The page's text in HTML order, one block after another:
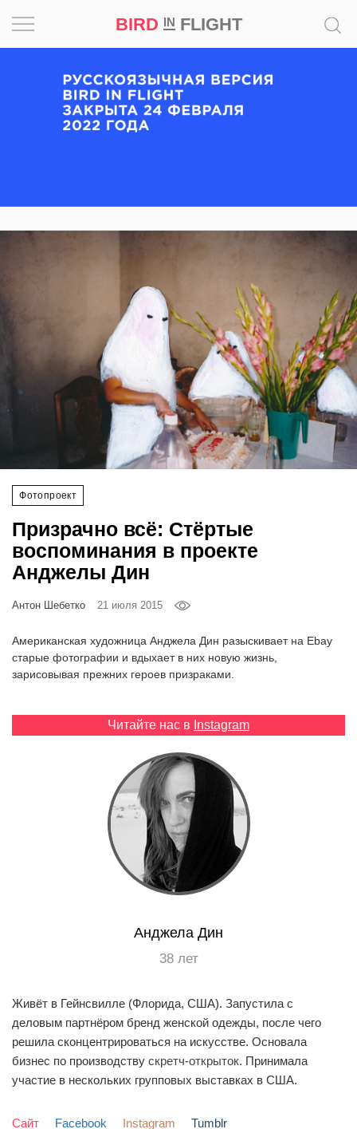
BIRD INFLIGHT
Фотопроект
Призрачно всё: Стёртые
воспоминания в проекте
Анджелы Дин
Антон Шебетко 21 июля 2015
Американская художница Анджела Дин разыскивает на Ebay
старые фотографии и вдыхает в них новую жизнь,
зарисовывая прежних героев призраками.
Читайте нас в Instagram
Анджела Дин
38 лет
Живёт в Гейнсвилле (Флорида, США). Запустила с
деловым партнёром бренд женской одежды, после чего
решила сконцентрироваться на искусстве. Основала
бизнес по производству скретч-открыток. Принимала
участие в нескольких групповых выставках в США.
Сайт Facebook Instagram Tumblr